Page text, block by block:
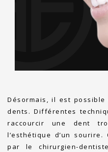
Désormais, il est
dents. Différentes
raccourcir une dent
l’esthétique d’un
par le chirurgien-